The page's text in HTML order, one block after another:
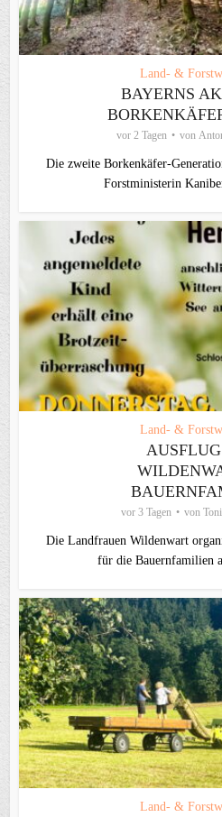
Land- &
BAYERNS
vor 2 Tagen von
Die zweite Borkenkäfer-
Forstministerin
Land- &
vor 3 Tagen von
Die Landfrauen Wildenwart
für die Bauernfamilien
Land- &